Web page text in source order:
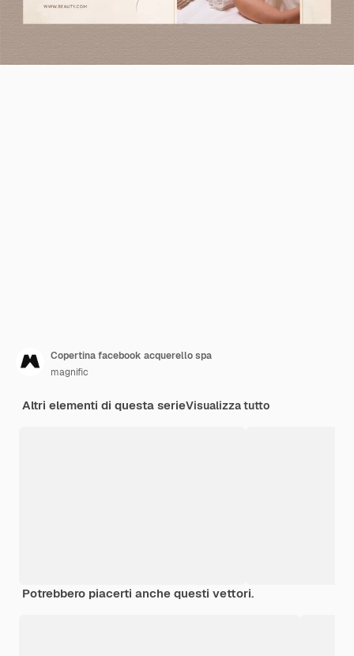
Copertina facebook acquerello spa
magnific
Altri elementi di questa serieVisualizza tutto
Potrebbero piacerti anche questi vettori.